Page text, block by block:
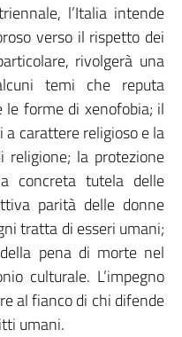
l’Italia intende
verso il rispetto dei
rivolgerà una
temi che reputa
forme di xenofobia; il
carattere religioso e la
religione; la protezione
concreta tutela delle
parità delle donne
tratta di esseri umani;
pena di morte nel
culturale. L’impegno
al fianco di chi difende
umani.